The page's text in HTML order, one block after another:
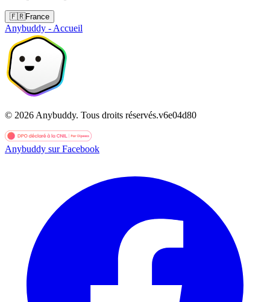
🇫🇷France
Anybuddy - Accueil
© 2026 Anybuddy. Tous droits réservés.v6e04d80
Anybuddy sur Facebook